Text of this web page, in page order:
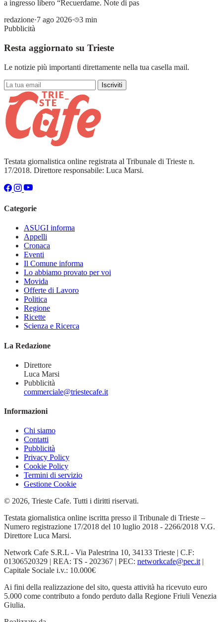
a ingresso libero “Recuerdame. Note di pas
redazione·7 ago 2026·
3 min
Pubblicità
Resta aggiornato su Trieste
Le notizie più importanti direttamente nella tua casella mail.
Iscriviti
Testata giornalistica online registrata al Tribunale di Trieste n.
17/2018. Direttore responsabile: Luca Marsi.
Categorie
ASUGI informa
Appelli
Cronaca
Eventi
Il Comune informa
Lo abbiamo provato per voi
Movida
Offerte di Lavoro
Politica
Regione
Ricette
Scienza e Ricerca
La Redazione
Direttore
Luca Marsi
Pubblicità
commerciale@triestecafe.it
Informazioni
Chi siamo
Contatti
Pubblicità
Privacy Policy
Cookie Policy
Termini di servizio
Gestione Cookie
© 2026, Trieste Cafe. Tutti i diritti riservati.
Testata giornalistica online iscritta presso il Tribunale di Trieste –
Numero registrazione 17/2018 del 10 luglio 2018 - 2266/2018 V.G.
Direttore Luca Marsi.
Network Cafe S.R.L - Via Palestrina 10, 34133 Trieste | C.F:
01306520329 | REA: TS - 202367 | PEC: networkcafe@pec.it |
Capitale Sociale i.v.: 10.000€
Ai fini della realizzazione del sito, questa attività ha ricevuto euro
5.000 come contributo a fondo perduto dalla Regione Friuli Venezia
Giulia.